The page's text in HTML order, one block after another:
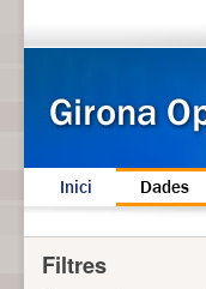
Inici Dades
Filtres